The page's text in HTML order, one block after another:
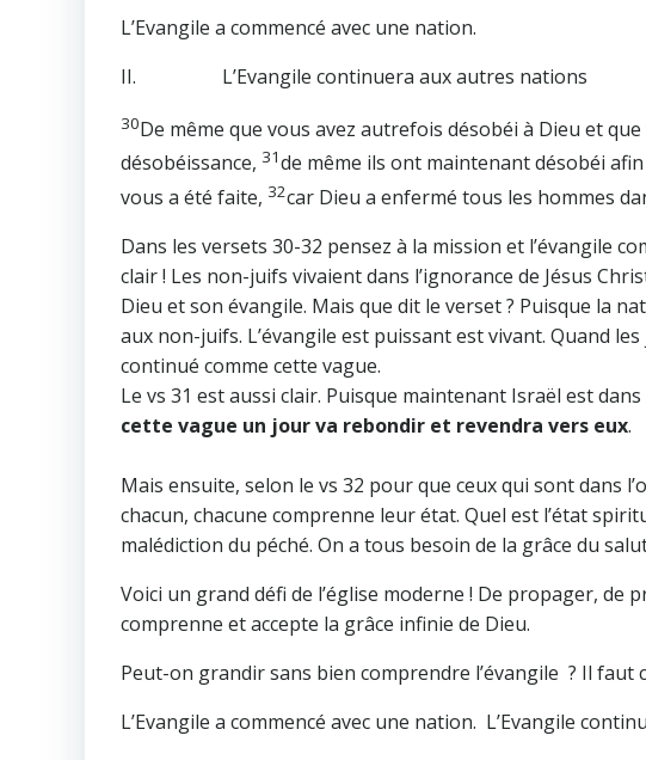
L’Evangile a commencé avec une nation.
II. L’Evangile continuera aux autres nations
30De même que vous avez autrefois désobéi à Dieu et
désobéissance, 31de même ils ont maintenant désobéi
vous a été faite, 32car Dieu a enfermé tous les hommes
Dans les versets 30-32 pensez à la mission et l’évangile
clair ! Les non-juifs vivaient dans l’ignorance de Jésus
Dieu et son évangile. Mais que dit le verset ? Puisque la
aux non-juifs. L’évangile est puissant est vivant. Quand
continué comme cette vague.
Le vs 31 est aussi clair. Puisque maintenant Israël est
cette vague un jour va rebondir et revendra vers eux.
Mais ensuite, selon le vs 32 pour que ceux qui sont dans
chacun, chacune comprenne leur état. Quel est l’état
malédiction du péché. On a tous besoin de la grâce du
Voici un grand défi de l’église moderne ! De propager, de
comprenne et accepte la grâce infinie de Dieu.
Peut-on grandir sans bien comprendre l’évangile ? Il faut
L’Evangile a commencé avec une nation. L’Evangile